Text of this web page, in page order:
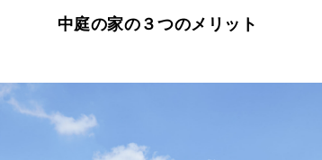
中庭の家の３つのメリット